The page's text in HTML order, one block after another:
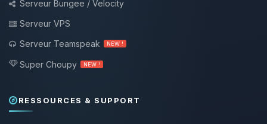
Serveur Bungee / Velocity
Serveur VPS
Serveur Teamspeak
NEW !
Super Choupy NEW !
RESSOURCES & SUPPORT